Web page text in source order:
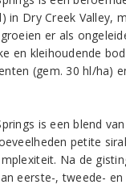
in Dry Creek Valley,
er als
en kleihoudende
(gem. 30 hl/ha)
is een blend
petite
Na de
eerste-, tweede-